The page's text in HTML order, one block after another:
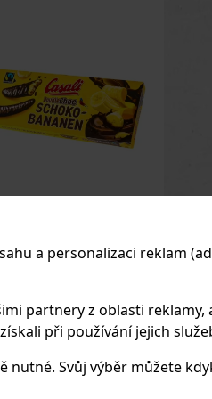
a personalizaci reklam
partnery z oblasti reklamy,
při používání jejich
nutné. Svůj výběr můžete
DoubleChoc
g
snem pro všechny
čokolády. Tato
ikonických
Casali přináší
čokoládový
Kč bez DPH 95 Kč
Do košíku